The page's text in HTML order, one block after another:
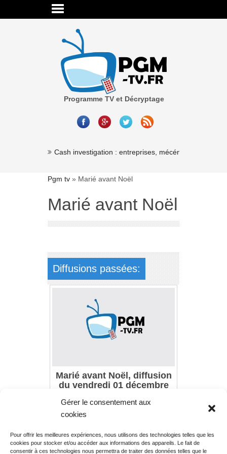
Gérer le consentement aux
cookies
Pour offrir les meilleures expériences, nous utilisons des technologies telles que les
cookies pour stocker et/ou accéder aux informations des appareils. Le fait de
consentir à ces technologies nous permettra de traiter des données telles que le
Programme TV et Décryptage
Cash investigation : entreprises, mécénat,
Pgm tv » Marié avant Noël
Marié avant Noël
Diffusions passées:
Marié avant Noël, diffusion
du vendredi 01 décembre
Rechercher votre
programme